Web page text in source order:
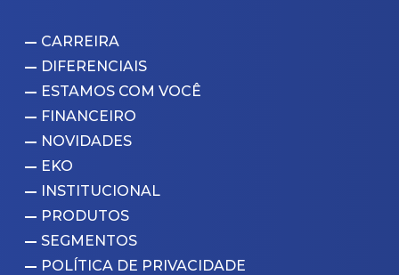
CARREIRA
DIFERENCIAIS
ESTAMOS COM VOCÊ
FINANCEIRO
NOVIDADES
EKO
INSTITUCIONAL
PRODUTOS
SEGMENTOS
POLÍTICA DE PRIVACIDADE